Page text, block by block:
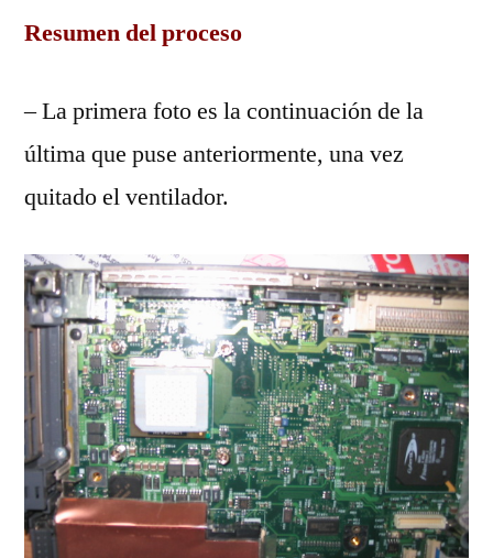
Resumen del proceso
– La primera foto es la continuación de la
última que puse anteriormente, una vez
quitado el ventilador.